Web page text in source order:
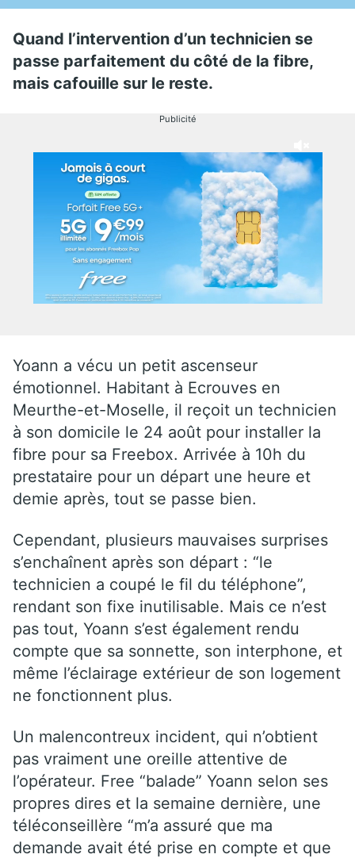
Quand l’intervention d’un technicien se
passe parfaitement du côté de la fibre,
mais cafouille sur le reste.
Publicité
Yoann a vécu un petit ascenseur
émotionnel. Habitant à Ecrouves en
Meurthe-et-Moselle, il reçoit un technicien
à son domicile le 24 août pour installer la
fibre pour sa Freebox. Arrivée à 10h du
prestataire pour un départ une heure et
demie après, tout se passe bien.
Cependant, plusieurs mauvaises surprises
s’enchaînent après son départ : “le
technicien a coupé le fil du téléphone”,
rendant son fixe inutilisable. Mais ce n’est
pas tout, Yoann s’est également rendu
compte que sa sonnette, son interphone, et
même l’éclairage extérieur de son logement
ne fonctionnent plus.
Un malencontreux incident, qui n’obtient
pas vraiment une oreille attentive de
l’opérateur. Free “balade” Yoann selon ses
propres dires et la semaine dernière, une
téléconseillère “m’a assuré que ma
demande avait été prise en compte et que